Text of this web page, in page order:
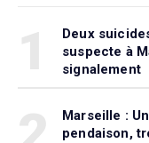
Deux
suspecte à
signalement
Marseille :
pendaison,